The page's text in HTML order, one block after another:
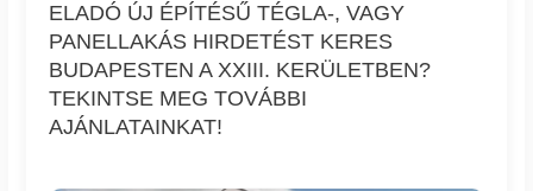
ELADÓ ÚJ ÉPÍTÉSŰ TÉGLA-, VAGY
PANELLAKÁS HIRDETÉST KERES
BUDAPESTEN A XXIII. KERÜLETBEN?
TEKINTSE MEG TOVÁBBI
AJÁNLATAINKAT!